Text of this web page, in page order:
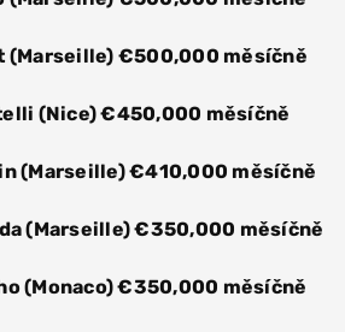
(Marseille) €500,000 měsíčně
(Nice) €450,000 měsíčně
(Marseille) €410,000 měsíčně
(Marseille) €350,000 měsíčně
(Monaco) €350,000 měsíčně